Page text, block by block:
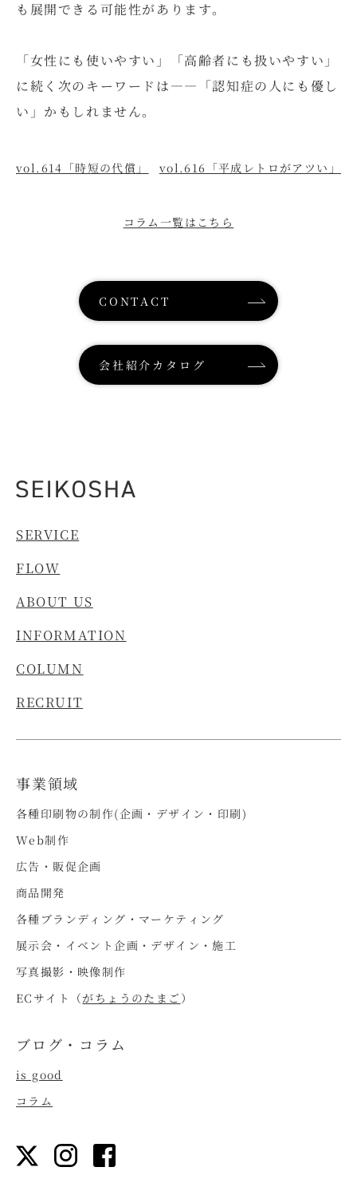
も展開できる可能性があります。
「女性にも使いやすい」「高齢者にも扱いやすい」
に続く次のキーワードは――「認知症の人にも優し
い」かもしれません。
vol.614「時短の代償」 vol.616「平成レトロがアツい」
コラム一覧はこちら
CONTACT
会社紹介カタログ
SERVICE
FLOW
ABOUT US
INFORMATION
COLUMN
RECRUIT
事業領域
各種印刷物の制作(企画・デザイン・印刷)
Web制作
広告・販促企画
商品開発
各種ブランディング・マーケティング
展示会・イベント企画・デザイン・施工
写真撮影・映像制作
ECサイト（がちょうのたまご ）
ブログ・コラム
is good
コラム